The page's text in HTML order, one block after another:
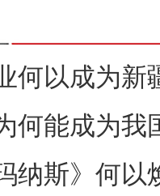
何以成为新
何能成为我
纳斯》何以